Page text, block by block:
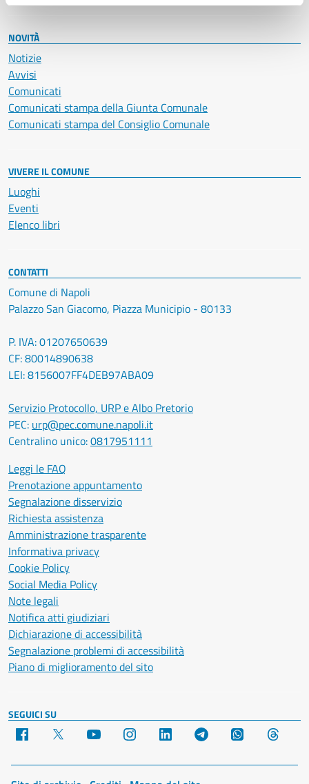
NOVITÀ
Notizie
Avvisi
Comunicati
Comunicati stampa della Giunta Comunale
Comunicati stampa del Consiglio Comunale
VIVERE IL COMUNE
Luoghi
Eventi
Elenco libri
CONTATTI
Comune di Napoli
Palazzo San Giacomo, Piazza Municipio - 80133
P. IVA: 01207650639
CF: 80014890638
LEI: 8156007FF4DEB97ABA09
Servizio Protocollo, URP e Albo Pretorio
PEC: urp@pec.comune.napoli.it
Centralino unico:0817951111
Leggi le FAQ
Prenotazione appuntamento
Segnalazione disservizio
Richiesta assistenza
Amministrazione trasparente
Informativa privacy
Cookie Policy
Social Media Policy
Note legali
Notifica atti giudiziari
Dichiarazione di accessibilità
Segnalazione problemi di accessibilità
Piano di miglioramento del sito
SEGUICI SU
Facebook YouTube Instagram LinkedIn Telegram WhatsApp